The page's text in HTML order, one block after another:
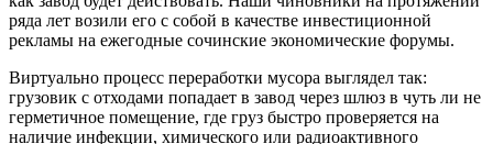
ряда лет возили его с собой в качестве инвестиционной
рекламы на ежегодные сочинские экономические форумы.
Виртуально процесс переработки мусора выглядел так:
грузовик с отходами попадает в завод через шлюз в чуть ли не
герметичное помещение, где груз быстро проверяется на
наличие инфекции, химического или радиоактивного